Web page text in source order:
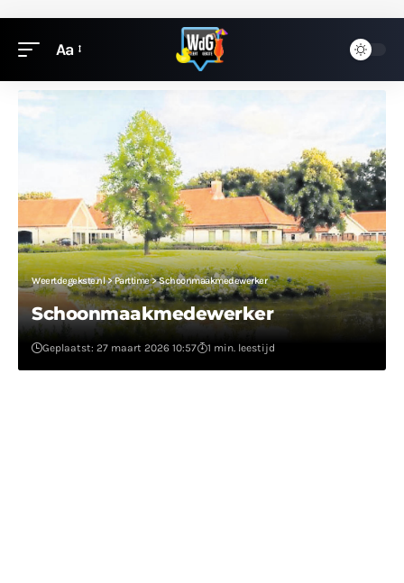
Aa
Weertdegekste.nl>Parttime>Schoonmaakmedewerker
Schoonmaakmedewerker
Geplaatst: 27 maart 2026 10:57 1 min. leestijd